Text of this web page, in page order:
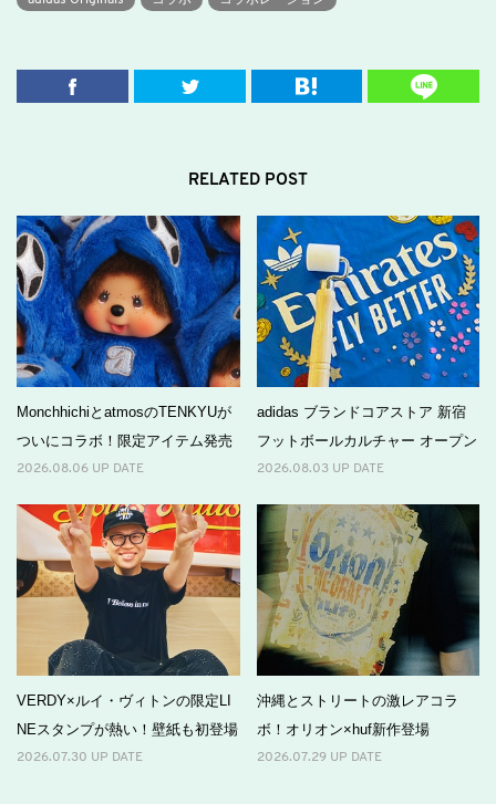
RELATED POST
MonchhichiとatmosのTENKYUが
ついにコラボ！限定アイテム発売
2026.08.06 UP DATE
adidas ブランドコアストア 新宿
フットボールカルチャー オープン
2026.08.03 UP DATE
VERDY×ルイ・ヴィトンの限定LI
NEスタンプが熱い！壁紙も初登場
2026.07.30 UP DATE
沖縄とストリートの激レアコラ
ボ！オリオン×huf新作登場
2026.07.29 UP DATE